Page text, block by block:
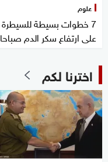
علوم
7 خطوات بسيطة للسيطرة
على ارتفاع سكر الدم صباحا
اخترنا لكم